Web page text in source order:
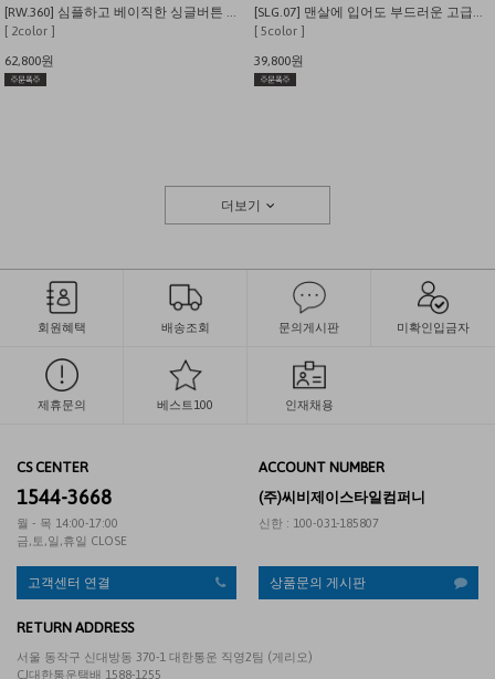
[RW.360] 심플하고 베이직한 싱글버튼 블레이져 자켓
[ 2color ]
62,800원
[SLG.07] 맨살에 입어도 부드러운 고급스런 입체 사선케이블 가디건
[ 5color ]
39,800원
더보기
회원혜택 배송조회 문의게시판 미확인입금자
제휴문의 베스트100 인재채용
CS CENTER
1544-3668
월 - 목 14:00-17:00
금,토,일,휴일 CLOSE
ACCOUNT NUMBER
(주)씨비제이스타일컴퍼니
신한 : 100-031-185807
고객센터 연결 상품문의 게시판
RETURN ADDRESS
서울 동작구 신대방동 370-1 대한통운 직영2팀 (게리오)
CJ대한통운택배 1588-1255